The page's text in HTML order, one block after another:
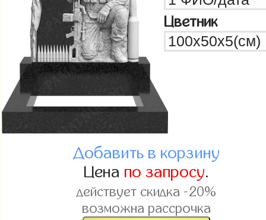
Цветник
Добавить в корзину
Цена по запросу.
действует скидка -20%
возможна рассрочка